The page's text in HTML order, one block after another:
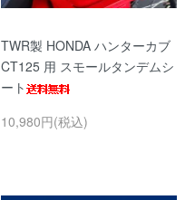
TWR製 HONDA ハンターカブ
CT125 用 スモールタンデムシ
ート
10,980円(税込)